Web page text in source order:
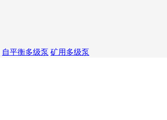
自平衡多级泵 矿用多级泵